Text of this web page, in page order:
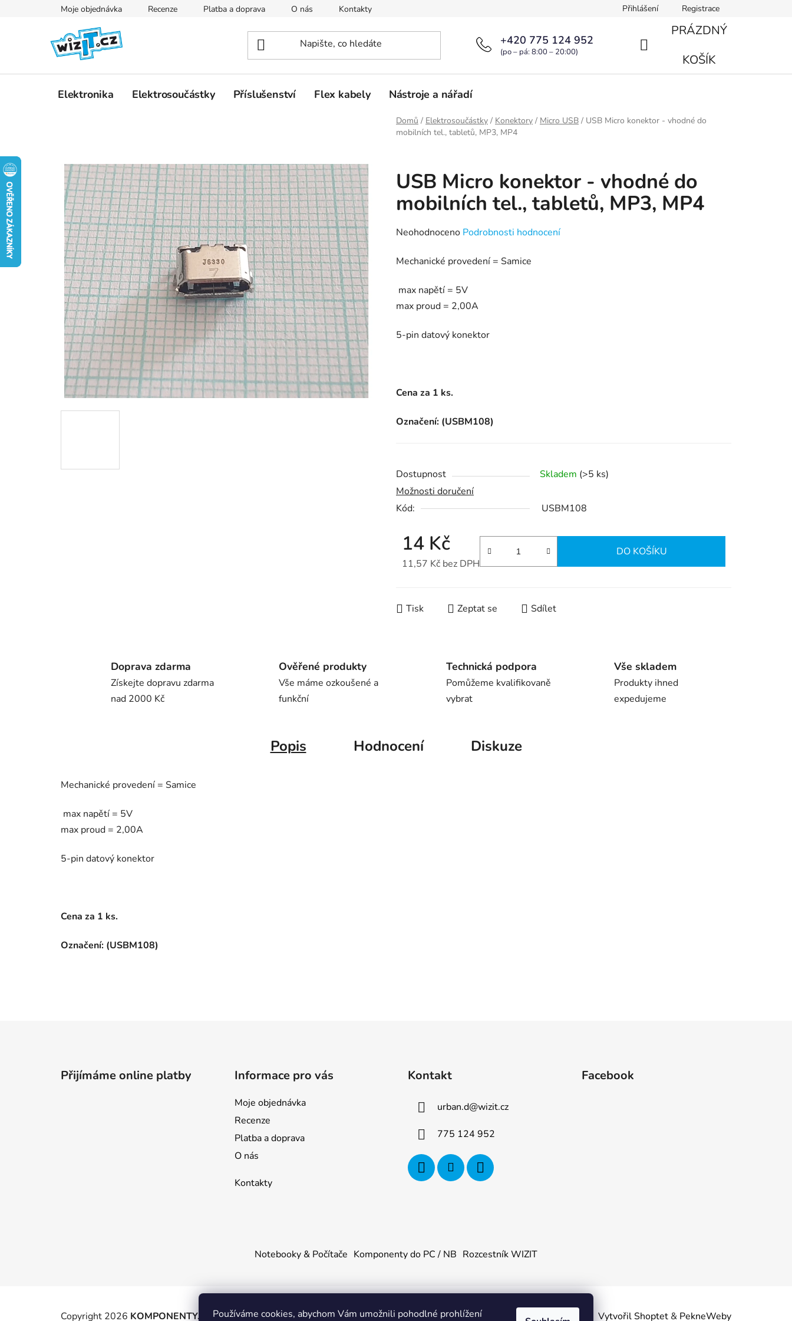
Používáme cookies, abychom Vám umožnili pohodlné prohlížení
Moje objednávka Recenze Platba a doprava O nás Kontakty Přihlášení Registrace
+420 775 124 952
(po – pá: 8:00 – 20:00)
NÁKUPNÍ
PRÁZDNÝ
KOŠÍK
Elektronika Elektrosoučástky Příslušenství Flex kabely Nástroje a nářadí
Domů / Elektrosoučástky / Konektory / Micro USB / USB Micro konektor - vhodné do
mobilních tel., tabletů, MP3, MP4
USB Micro konektor - vhodné do
mobilních tel., tabletů, MP3, MP4
Průměrné
produktu
0,0
z
hvězdiček.
Neohodnoceno Podrobnosti hodnocení
Mechanické provedení = Samice
max napětí = 5V
max proud = 2,00A
5-pin datový konektor
Cena za 1 ks.
Označení: (USBM108)
Dostupnost Skladem (>5 ks)
Možnosti doručení
Kód:
USBM108
14 Kč
11,57 Kč bez DPH
DO KOŠÍKU
Tisk Zeptat se Sdílet
Doprava zdarma
Získejte dopravu zdarma
nad 2000 Kč
Ověřené produkty
Vše máme ozkoušené a
funkční
Technická podpora
Pomůžeme kvalifikovaně
vybrat
Vše skladem
Produkty ihned
expedujeme
Popis Hodnocení Diskuze
Mechanické provedení = Samice
max napětí = 5V
max proud = 2,00A
5-pin datový konektor
Cena za 1 ks.
Označení: (USBM108)
Přijímáme online platby Informace pro vás
Moje objednávka
Recenze
Platba a doprava
O nás
Kontakty
Kontakt
urban.d@wizit.cz
775 124 952
Facebook
Notebooky & Počítače Komponenty do PC / NB Rozcestník WIZIT
Vytvořil Shoptet & PekneWeby
Copyright 2026 KOMPONENTY.NET / WIZIT.EU. Všechna práva vyhrazena.|Obchodní podmínky|Ochrana osobních